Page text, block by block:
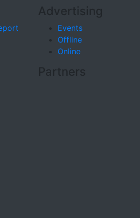
Advertising
Events
Offline
Online
Partners